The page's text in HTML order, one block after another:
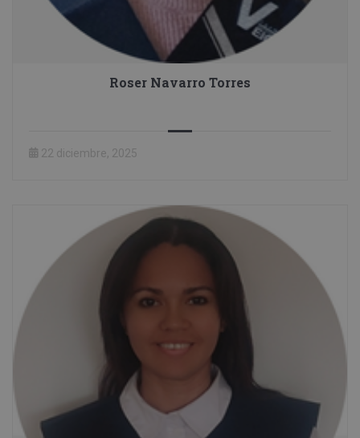
Roser Navarro Torres
22 diciembre, 2025